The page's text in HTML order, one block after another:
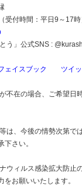
付時間：平日9～17時
う」公式SNS :
ェイスブック ツイ
不在の場合、ご希望日
は、今後の情勢次第で
下さい。
ウィルス感染拡大防止
をお願いいたします。